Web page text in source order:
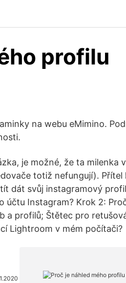
profilu
na webu eMimino.
je možné, že ta milenka
totiž nefungují). Přítel
dát svůj instagramový
účtu Instagram? Krok 2:
a profilů; Štětec pro
Lightroom v mém počítači?